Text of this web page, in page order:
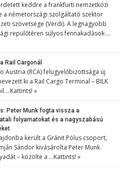
keddre a frankfurti nemzetközi
a németországi szolgáltató szektor
szövetsége (Verdi). A legnagyobb
repülőtéren súlyos fennakadások …
Rail Cargonál
Austria (RCA) felügyelőbizottsága új
ki a Rail Cargo Terminal – BILK
…Kattints! »
Peter Munk fogta vissza a
folyamatokat és a nagyszabású
került a Gránit Pólus csoport,
Sándor kivásárolta Peter Munk
– közölte a …Kattints! »